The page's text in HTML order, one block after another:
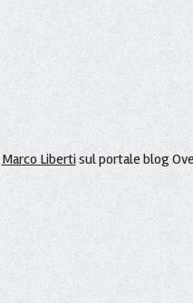
Marco Libertisul portale blog